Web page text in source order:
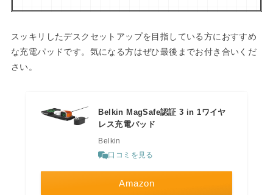
スッキリしたデスクセットアップを目指している方におすすめ
な充電パッドです。気になる方はぜひ最後までお付き合いくだ
さい。
Belkin MagSafe認証 3 in 1ワイヤ
レス充電パッド
Belkin
口コミを見る
Amazon